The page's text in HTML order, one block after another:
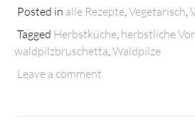
Posted in alle Rezepte Vegetarisch
Tagged Herbstküche herbstliche
waldpilzbruschetta Waldpilze
Leave a comment